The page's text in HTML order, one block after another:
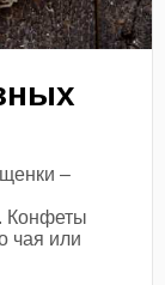
–
Конфеты
чая или